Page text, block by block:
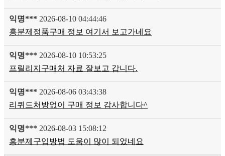
익명*** 2026-08-10 04:44:46
흥분제정품구매 정보 여기서 보고가네요
익명*** 2026-08-10 10:53:25
프릴리지구매처 자료 잘보고 갑니다.
익명*** 2026-08-06 03:43:38
리퀴드처방없이 구매 정보 감사합니다^
익명*** 2026-08-03 15:08:12
흥분제구입방법 도움이 많이 되었네요